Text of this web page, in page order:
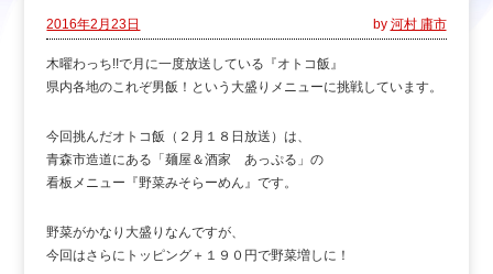
2016年2月23日 by 河村 庸市
木曜わっち!!で月に一度放送している『オトコ飯』
県内各地のこれぞ男飯！という大盛りメニューに挑戦しています。
今回挑んだオトコ飯（２月１８日放送）は、
青森市造道にある「麺屋＆酒家 あっぷる」の
看板メニュー『野菜みそらーめん』です。
野菜がかなり大盛りなんですが、
今回はさらにトッピング＋１９０円で野菜増しに！